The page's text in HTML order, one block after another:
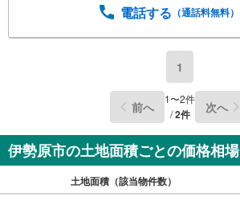
電話する （通話料無料）
1
前へ 1〜2件
/2件 次へ
伊勢原市の土地面積ごとの価格相場
土地面積（該当物件数）